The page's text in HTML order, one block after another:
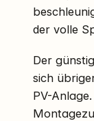
der volle
Der
sich
PV-